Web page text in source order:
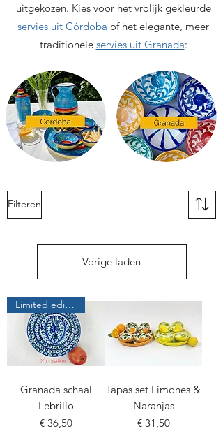
uitgekozen. Kies voor het vrolijk gekleurde
servies uit Córdoba of het elegante, meer
traditionele servies uit Granada:
Filteren
Vorige laden
Limited edition
Granada schaal
Lebrillo
Prijs
€ 36,50
Tapas set Limones &
Naranjas
Prijs
€ 31,50